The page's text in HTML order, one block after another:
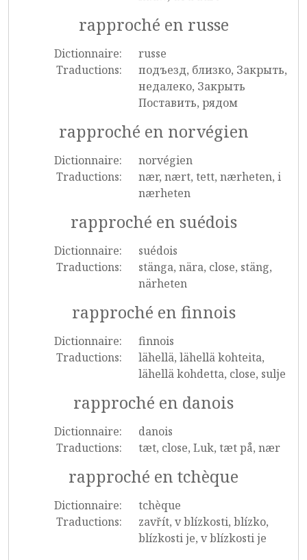
rapproché en russe
Dictionnaire:
russe
Traductions:
подъезд, близко, Закрыть,
недалеко, Закрыть
Поставить, рядом
rapproché en norvégien
Dictionnaire:
norvégien
Traductions:
nær, nært, tett, nærheten, i
nærheten
rapproché en suédois
Dictionnaire:
suédois
Traductions:
stänga, nära, close, stäng,
närheten
rapproché en finnois
Dictionnaire:
finnois
Traductions:
lähellä, lähellä kohteita,
lähellä kohdetta, close, sulje
rapproché en danois
Dictionnaire:
danois
Traductions:
tæt, close, Luk, tæt på, nær
rapproché en tchèque
Dictionnaire:
tchèque
Traductions:
zavřít, v blízkosti, blízko,
blízkosti je, v blízkosti je